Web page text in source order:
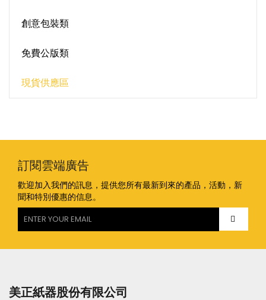
創意包裝類
免費公版類
現貨供應區
訂閱雲端廣告
歡迎加入我們的訊息，提供您所有最新到來的產品，活動，新
聞和特別優惠的信息。
美正紙器股份有限公司